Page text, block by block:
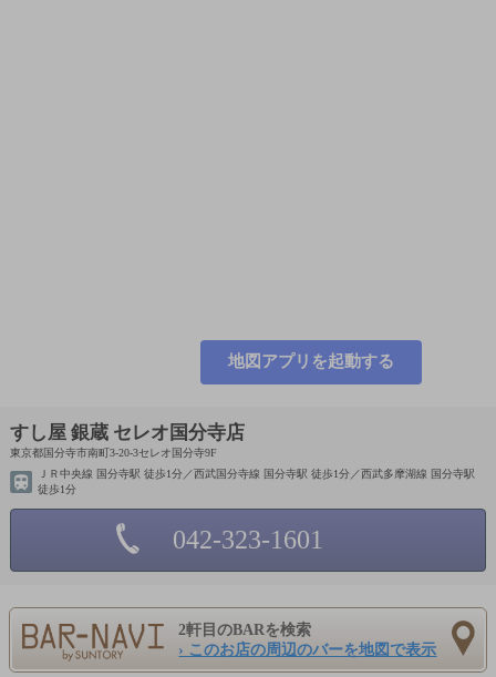
地図アプリを起動する
すし屋 銀蔵 セレオ国分寺店
東京都国分寺市南町3-20-3セレオ国分寺9F
ＪＲ中央線 国分寺駅 徒歩1分／西武国分寺線 国分寺駅 徒歩1分／西武多摩湖線 国分寺駅
徒歩1分
042-323-1601
2軒目のBARを検索
› このお店の周辺のバーを地図で表示